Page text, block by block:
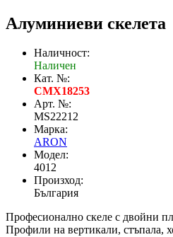
Алуминиеви скелета
Наличност:
Наличен
Кат. №:
CMX18253
Арт. №:
MS22212
Марка:
ARON
Модел:
4012
Произход:
България
Професионално скеле с двойни
Профили на вертикали, стъпала,